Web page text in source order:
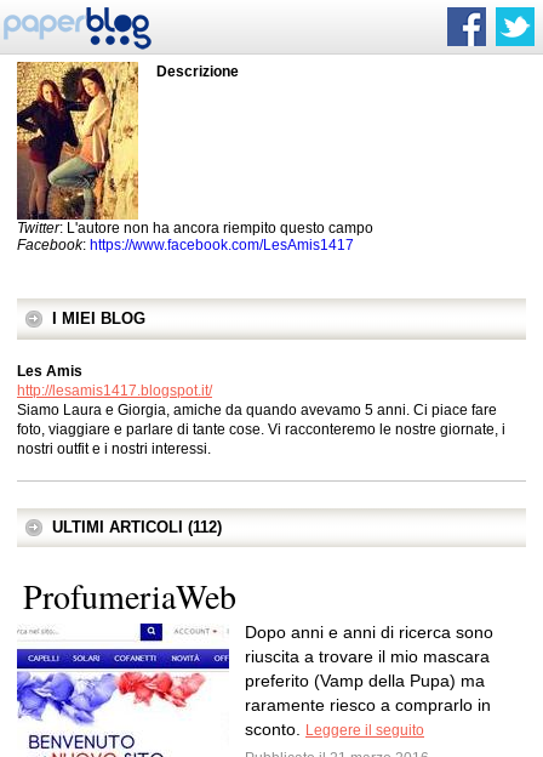
Descrizione
Twitter: L'autore non ha ancora riempito questo campo
Facebook: https://www.facebook.com/LesAmis1417
I MIEI BLOG
Les Amis
http://lesamis1417.blogspot.it/
Siamo Laura e Giorgia, amiche da quando avevamo 5 anni. Ci piace fare
foto, viaggiare e parlare di tante cose. Vi racconteremo le nostre giornate, i
nostri outfit e i nostri interessi.
ULTIMI ARTICOLI (112)
ProfumeriaWeb
Dopo anni e anni di ricerca sono
riuscita a trovare il mio mascara
preferito (Vamp della Pupa) ma
raramente riesco a comprarlo in
sconto.
Leggere il seguito